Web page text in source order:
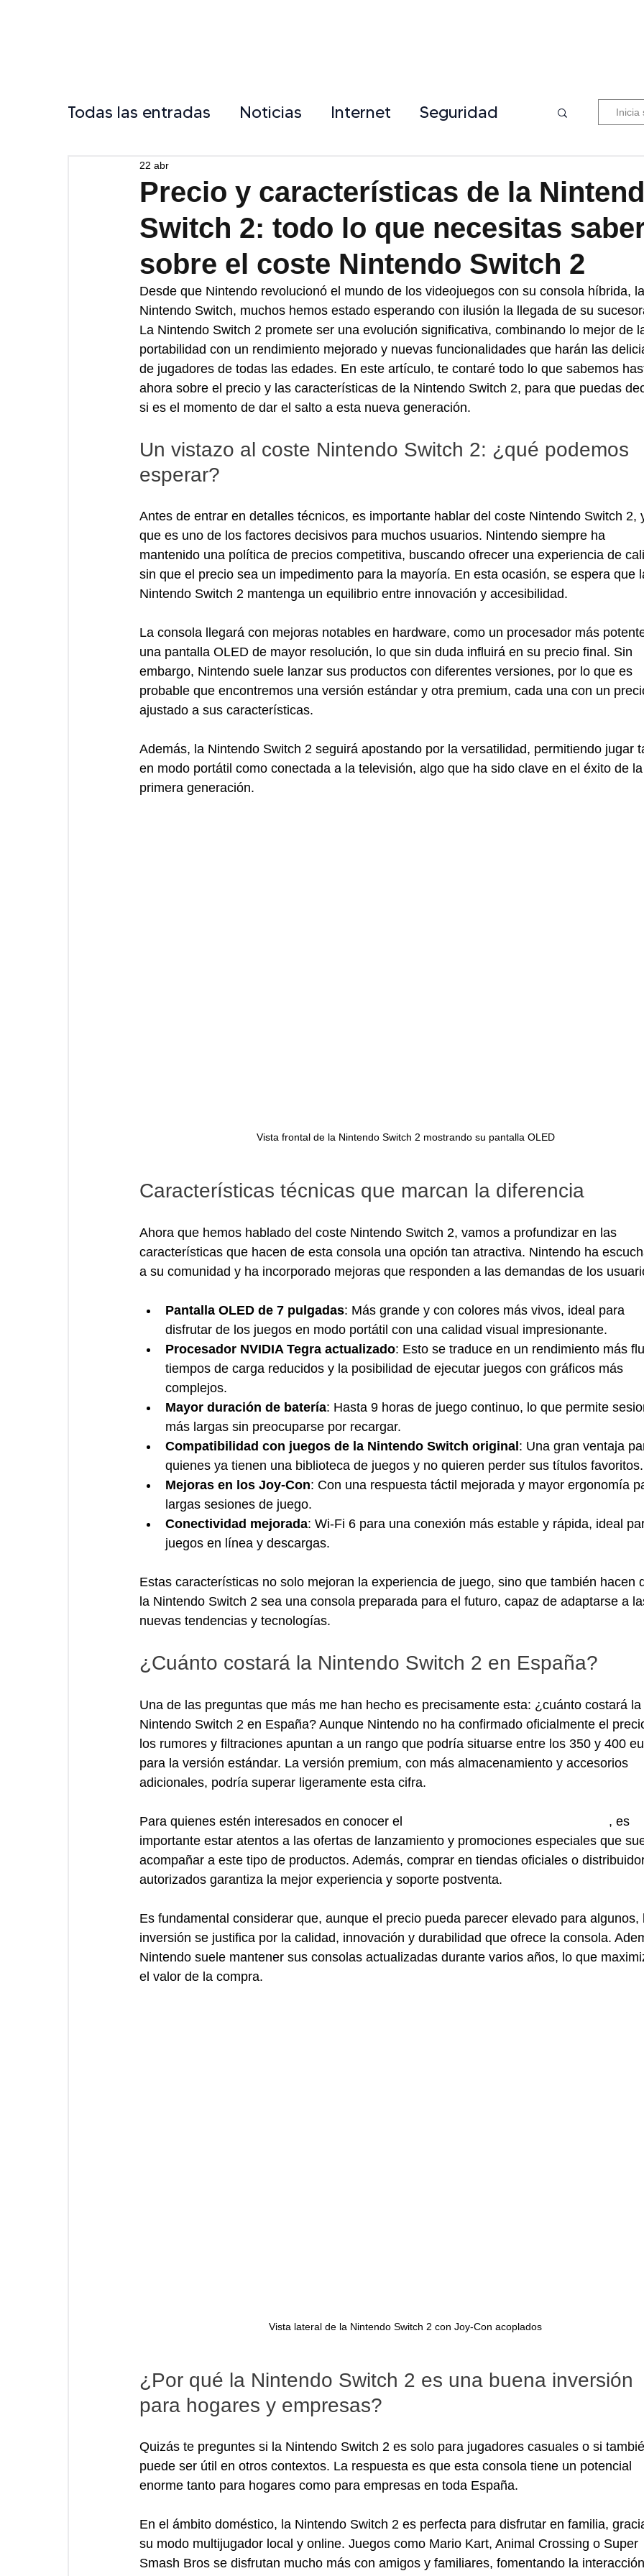
Todas las entradas Noticias Internet Seguridad Inicia
Precio y características de la
Switch 2: todo lo que necesitas
sobre el coste Nintendo Switch 2
22 abr
Desde que Nintendo revolucionó el mundo de los videojuegos con su consola híbrida, la
Nintendo Switch, muchos hemos estado esperando con ilusión la llegada de su
La Nintendo Switch 2 promete ser una evolución significativa, combinando lo mejor de
portabilidad con un rendimiento mejorado y nuevas funcionalidades que harán las
de jugadores de todas las edades. En este artículo, te contaré todo lo que sabemos
ahora sobre el precio y las características de la Nintendo Switch 2, para que puedas
si es el momento de dar el salto a esta nueva generación.
Un vistazo al coste Nintendo Switch 2: ¿qué podemos
esperar?
Antes de entrar en detalles técnicos, es importante hablar del coste Nintendo Switch 2,
que es uno de los factores decisivos para muchos usuarios. Nintendo siempre ha
mantenido una política de precios competitiva, buscando ofrecer una experiencia de
sin que el precio sea un impedimento para la mayoría. En esta ocasión, se espera que
Nintendo Switch 2 mantenga un equilibrio entre innovación y accesibilidad.
La consola llegará con mejoras notables en hardware, como un procesador más
una pantalla OLED de mayor resolución, lo que sin duda influirá en su precio final. Sin
embargo, Nintendo suele lanzar sus productos con diferentes versiones, por lo que es
probable que encontremos una versión estándar y otra premium, cada una con un
ajustado a sus características.
Además, la Nintendo Switch 2 seguirá apostando por la versatilidad, permitiendo jugar
en modo portátil como conectada a la televisión, algo que ha sido clave en el éxito de la
primera generación.
Vista frontal de la Nintendo Switch 2 mostrando su pantalla OLED
Características técnicas que marcan la diferencia
Ahora que hemos hablado del coste Nintendo Switch 2, vamos a profundizar en las
características que hacen de esta consola una opción tan atractiva. Nintendo ha
a su comunidad y ha incorporado mejoras que responden a las demandas de los
Pantalla OLED de 7 pulgadas: Más grande y con colores más vivos, ideal para
disfrutar de los juegos en modo portátil con una calidad visual impresionante.
Procesador NVIDIA Tegra actualizado: Esto se traduce en un rendimiento más
tiempos de carga reducidos y la posibilidad de ejecutar juegos con gráficos más
complejos.
Mayor duración de batería: Hasta 9 horas de juego continuo, lo que permite
más largas sin preocuparse por recargar.
Compatibilidad con juegos de la Nintendo Switch original : Una gran ventaja
quienes ya tienen una biblioteca de juegos y no quieren perder sus títulos favoritos.
Mejoras en los Joy-Con: Con una respuesta táctil mejorada y mayor ergonomía
largas sesiones de juego.
Conectividad mejorada: Wi-Fi 6 para una conexión más estable y rápida, ideal
juegos en línea y descargas.
Estas características no solo mejoran la experiencia de juego, sino que también hacen
la Nintendo Switch 2 sea una consola preparada para el futuro, capaz de adaptarse a
nuevas tendencias y tecnologías.
¿Cuánto costará la Nintendo Switch 2 en España?
Una de las preguntas que más me han hecho es precisamente esta: ¿cuánto costará la
Nintendo Switch 2 en España? Aunque Nintendo no ha confirmado oficialmente el
los rumores y filtraciones apuntan a un rango que podría situarse entre los 350 y 400
para la versión estándar. La versión premium, con más almacenamiento y accesorios
adicionales, podría superar ligeramente esta cifra.
Para quienes estén interesados en conocer el
, es
importante estar atentos a las ofertas de lanzamiento y promociones especiales que
acompañar a este tipo de productos. Además, comprar en tiendas oficiales o
autorizados garantiza la mejor experiencia y soporte postventa.
Es fundamental considerar que, aunque el precio pueda parecer elevado para algunos,
inversión se justifica por la calidad, innovación y durabilidad que ofrece la consola.
Nintendo suele mantener sus consolas actualizadas durante varios años, lo que
el valor de la compra.
Vista lateral de la Nintendo Switch 2 con Joy-Con acoplados
¿Por qué la Nintendo Switch 2 es una buena inversión
para hogares y empresas?
Quizás te preguntes si la Nintendo Switch 2 es solo para jugadores casuales o si
puede ser útil en otros contextos. La respuesta es que esta consola tiene un potencial
enorme tanto para hogares como para empresas en toda España.
En el ámbito doméstico, la Nintendo Switch 2 es perfecta para disfrutar en familia,
su modo multijugador local y online. Juegos como Mario Kart, Animal Crossing o Super
Smash Bros se disfrutan mucho más con amigos y familiares, fomentando la